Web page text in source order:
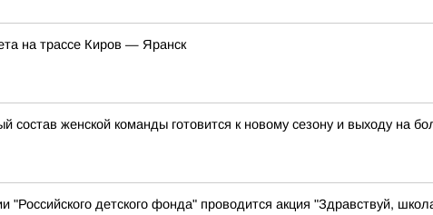
на трассе Киров — Яранск
женской команды готовится к новому сезону и выходу на
"Российского детского фонда" проводится акция "Здравствуй,